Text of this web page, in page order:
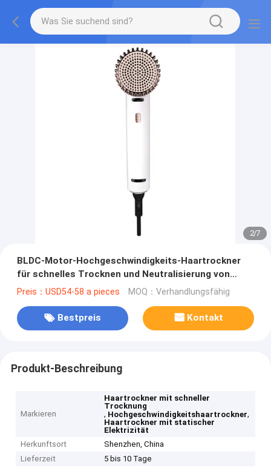
2/7
BLDC-Motor-Hochgeschwindigkeits-Haartrockner
für schnelles Trocknen und Neutralisierung von
statischer Elektrizität
Preis：USD54-58 a pieces MOQ：Verhandlungsfähig
Bestpreis Kontakt
Produkt-Beschreibung
Markieren
Haartrockner mit schneller
Trocknung
, Hochgeschwindigkeitshaartrockner,
Haartrockner mit statischer
Elektrizität
Herkunftsort
Shenzhen, China
Lieferzeit
5 bis 10 Tage